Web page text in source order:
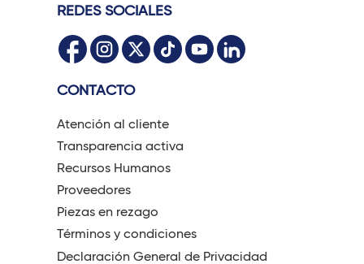
REDES SOCIALES
CONTACTO
Atención al cliente
Transparencia activa
Recursos Humanos
Proveedores
Piezas en rezago
Términos y condiciones
Declaración General de Privacidad